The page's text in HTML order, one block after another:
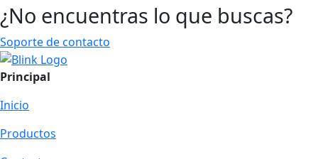
¿No encuentras lo que buscas?
Soporte de contacto
Principal
Inicio
Productos